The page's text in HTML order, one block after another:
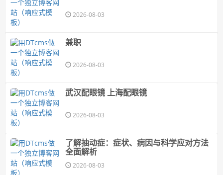
2026-08-03
兼职
2026-08-03
武汉配眼镜 上海配眼镜
2026-08-03
了解抽动症：症状、病因与科学应对方法
全面解析
2026-08-03